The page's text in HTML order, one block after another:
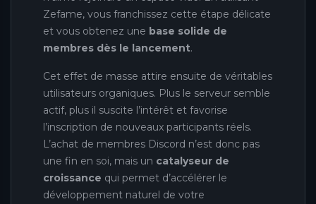
Zefame, vous franchissez cette étape délicate
et vous obtenez une base solide de
membres dès le lancement.
Cet effet de masse attire ensuite de véritables
utilisateurs organiques. Plus le serveur semble
actif, plus il suscite l’intérêt et favorise
l’inscription de nouveaux participants réels.
L’achat de membres Discord n’est donc pas
une fin en soi, mais un catalyseur de
croissance qui permet d’accélérer le
développement naturel de votre